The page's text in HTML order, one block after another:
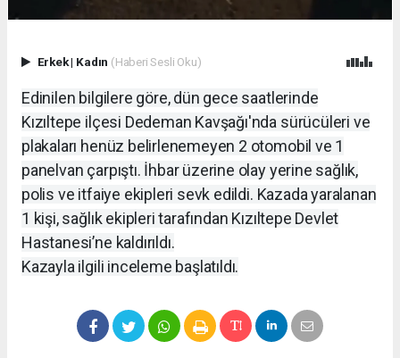
Erkek| Kadın (Haberi Sesli Oku)
Edinilen bilgilere göre, dün gece saatlerinde
Kızıltepe ilçesi Dedeman Kavşağı'nda sürücüleri ve
plakaları henüz belirlenemeyen 2 otomobil ve 1
panelvan çarpıştı. İhbar üzerine olay yerine sağlık,
polis ve itfaiye ekipleri sevk edildi. Kazada yaralanan
1 kişi, sağlık ekipleri tarafından Kızıltepe Devlet
Hastanesi’ne kaldırıldı.
Kazayla ilgili inceleme başlatıldı.